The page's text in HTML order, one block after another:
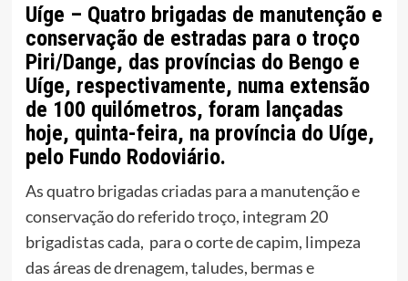
Uíge – Quatro brigadas de manutenção e
conservação de estradas para o troço
Piri/Dange, das províncias do Bengo e
Uíge, respectivamente, numa extensão
de 100 quilómetros, foram lançadas
hoje, quinta-feira, na província do Uíge,
pelo Fundo Rodoviário.
As quatro brigadas criadas para a manutenção e
conservação do referido troço, integram 20
brigadistas cada, para o corte de capim, limpeza
das áreas de drenagem, taludes, bermas e